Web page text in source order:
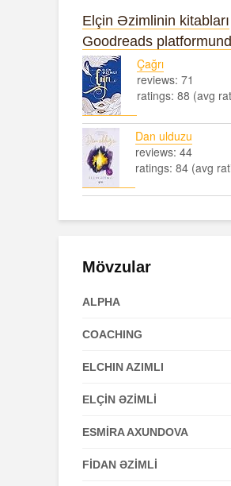
Elçin Əzimlinin kitabları
Goodreads
Çağrı
reviews: 71
ratings: 88 (avg
Dan ulduzu
reviews: 44
ratings: 84 (avg
Mövzular
ALPHA
COACHING
ELCHIN AZIMLI
ELÇİN ƏZİMLİ
ESMİRA AXUNDOVA
FİDAN ƏZİMLİ